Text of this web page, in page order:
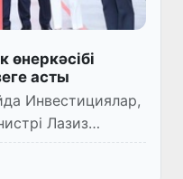
өнеркәсібі
асты
Инвестициялар,
Лазиз
“Coca-
өндіретін